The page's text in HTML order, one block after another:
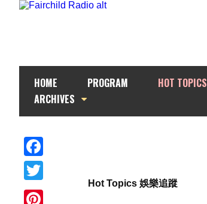
HOME PROGRAM HOT TOPICS
ARCHIVES
Facebook
Twitter
Hot Topics 娛樂追蹤